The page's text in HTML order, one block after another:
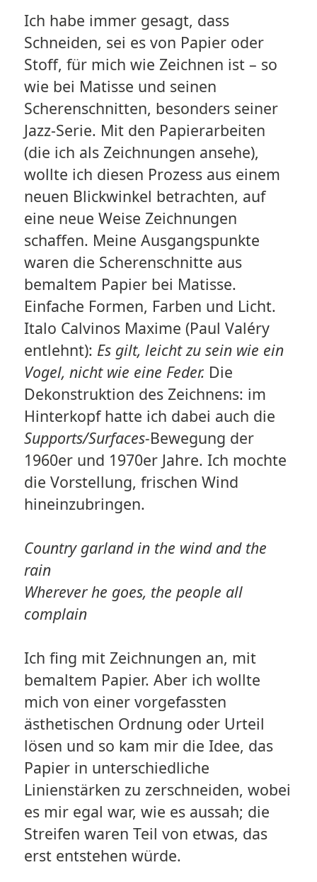
Ich habe immer gesagt, dass
Schneiden, sei es von Papier oder
Stoff, für mich wie Zeichnen ist – so
wie bei Matisse und seinen
Scherenschnitten, besonders seiner
Jazz-Serie. Mit den Papierarbeiten
(die ich als Zeichnungen ansehe),
wollte ich diesen Prozess aus einem
neuen Blickwinkel betrachten, auf
eine neue Weise Zeichnungen
schaffen. Meine Ausgangspunkte
waren die Scherenschnitte aus
bemaltem Papier bei Matisse.
Einfache Formen, Farben und Licht.
Italo Calvinos Maxime (Paul Valéry
entlehnt): Es gilt, leicht zu sein wie ein
Vogel, nicht wie eine Feder. Die
Dekonstruktion des Zeichnens: im
Hinterkopf hatte ich dabei auch die
Supports/Surfaces-Bewegung der
1960er und 1970er Jahre. Ich mochte
die Vorstellung, frischen Wind
hineinzubringen.
Country garland in the wind and the
rain
Wherever he goes, the people all
complain
Ich fing mit Zeichnungen an, mit
bemaltem Papier. Aber ich wollte
mich von einer vorgefassten
ästhetischen Ordnung oder Urteil
lösen und so kam mir die Idee, das
Papier in unterschiedliche
Linienstärken zu zerschneiden, wobei
es mir egal war, wie es aussah; die
Streifen waren Teil von etwas, das
erst entstehen würde.